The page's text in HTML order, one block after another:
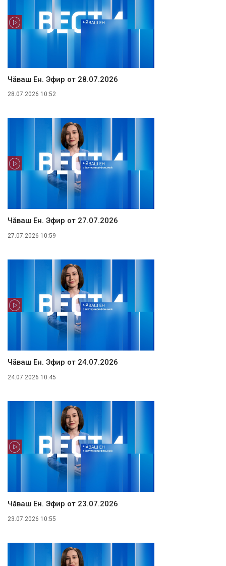
Чăваш Ен. Эфир от 28.07.2026
28.07.2026 10:52
Чăваш Ен. Эфир от 27.07.2026
27.07.2026 10:59
Чăваш Ен. Эфир от 24.07.2026
24.07.2026 10:45
Чăваш Ен. Эфир от 23.07.2026
23.07.2026 10:55